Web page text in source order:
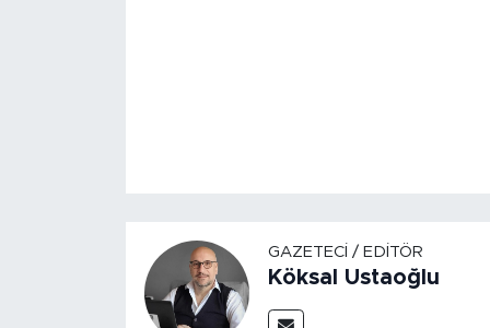
GAZETECI / EDITÖR
Köksal Ustaoğlu